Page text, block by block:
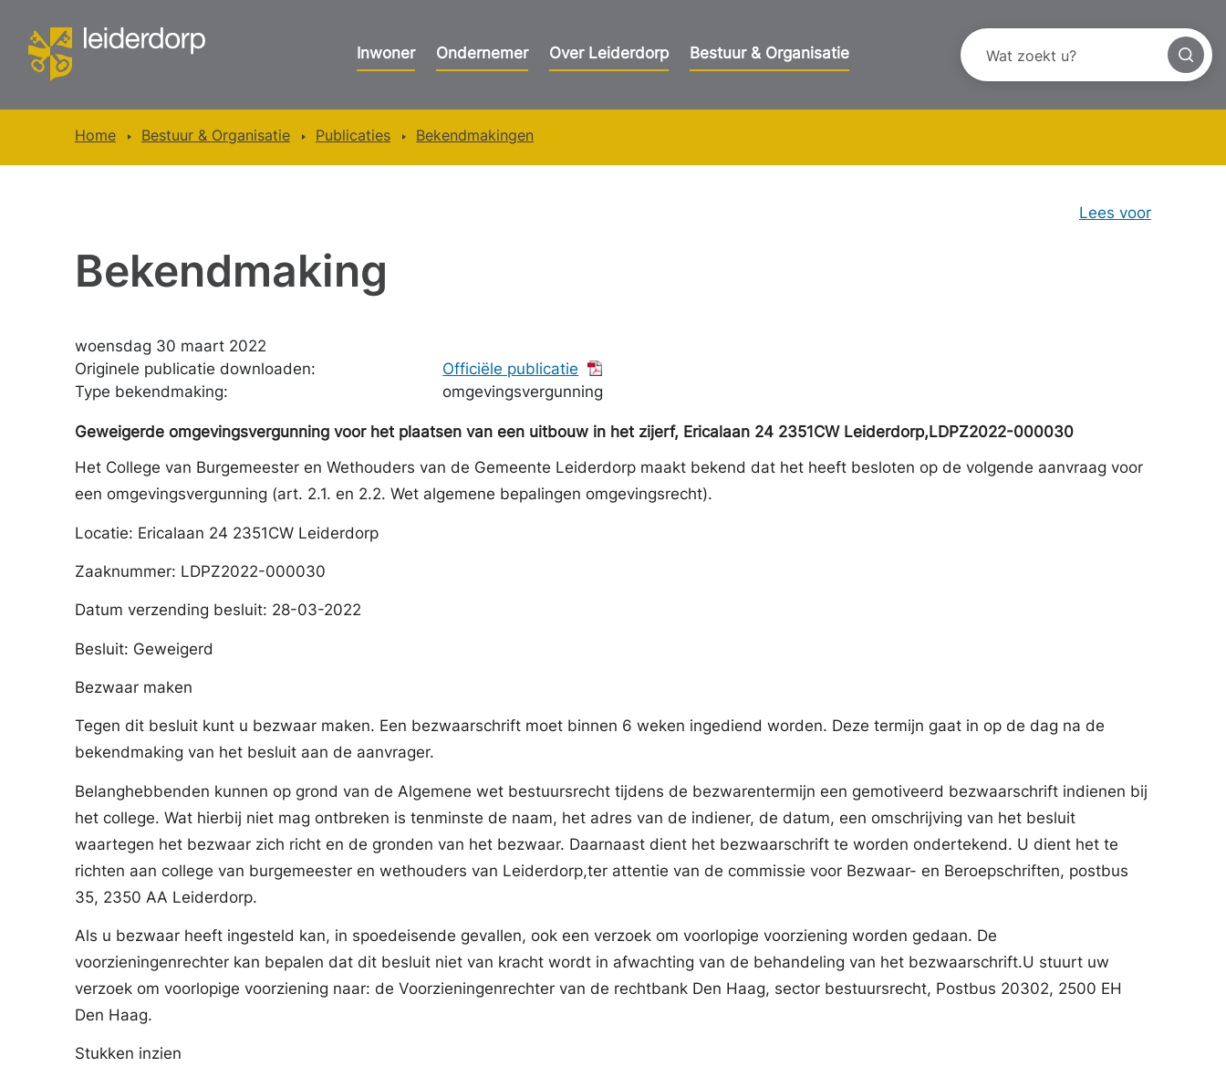
Inwoner Ondernemer Over Leiderdorp Bestuur & Organisatie
Home Bestuur & Organisatie Publicaties Bekendmakingen
Lees voor
Bekendmaking
woensdag 30 maart 2022
Originele publicatie downloaden:
Officiële publicatie
Type bekendmaking:
omgevingsvergunning
Geweigerde omgevingsvergunning voor het plaatsen van een uitbouw in het zijerf, Ericalaan 24 2351CW Leiderdorp,LDPZ2022-000030
Het College van Burgemeester en Wethouders van de Gemeente Leiderdorp maakt bekend dat het heeft besloten op de volgende aanvraag voor
een omgevingsvergunning (art. 2.1. en 2.2. Wet algemene bepalingen omgevingsrecht).
Locatie: Ericalaan 24 2351CW Leiderdorp
Zaaknummer: LDPZ2022-000030
Datum verzending besluit: 28-03-2022
Besluit: Geweigerd
Bezwaar maken
Tegen dit besluit kunt u bezwaar maken. Een bezwaarschrift moet binnen 6 weken ingediend worden. Deze termijn gaat in op de dag na de
bekendmaking van het besluit aan de aanvrager.
Belanghebbenden kunnen op grond van de Algemene wet bestuursrecht tijdens de bezwarentermijn een gemotiveerd bezwaarschrift indienen bij
het college. Wat hierbij niet mag ontbreken is tenminste de naam, het adres van de indiener, de datum, een omschrijving van het besluit
waartegen het bezwaar zich richt en de gronden van het bezwaar. Daarnaast dient het bezwaarschrift te worden ondertekend. U dient het te
richten aan college van burgemeester en wethouders van Leiderdorp,ter attentie van de commissie voor Bezwaar- en Beroepschriften, postbus
35, 2350 AA Leiderdorp.
Als u bezwaar heeft ingesteld kan, in spoedeisende gevallen, ook een verzoek om voorlopige voorziening worden gedaan. De
voorzieningenrechter kan bepalen dat dit besluit niet van kracht wordt in afwachting van de behandeling van het bezwaarschrift.U stuurt uw
verzoek om voorlopige voorziening naar: de Voorzieningenrechter van de rechtbank Den Haag, sector bestuursrecht, Postbus 20302, 2500 EH
Den Haag.
Stukken inzien